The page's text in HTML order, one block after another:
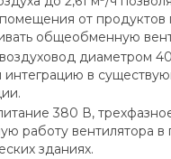
от продуктов
общеобменную
диаметром
интеграцию в
380 В,
работу вентилятора
зданиях.